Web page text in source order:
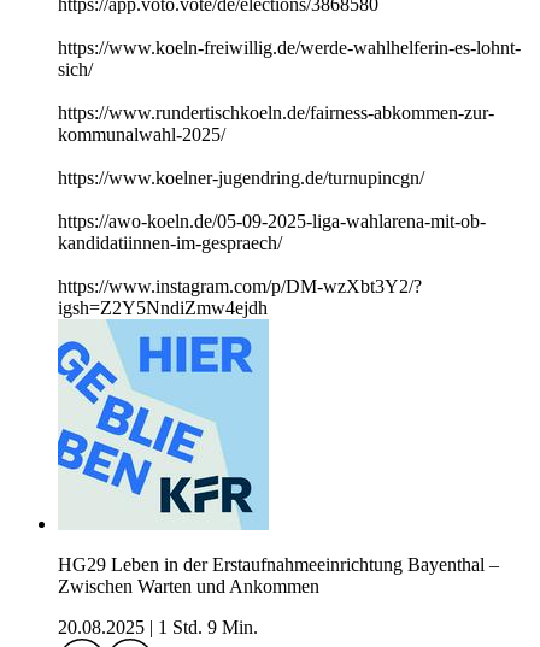
https://app.voto.vote/de/elections/3868580
https://www.koeln-freiwillig.de/werde-wahlhelferin-es-lohnt-
sich/
https://www.rundertischkoeln.de/fairness-abkommen-zur-
kommunalwahl-2025/
https://www.koelner-jugendring.de/turnupincgn/
https://awo-koeln.de/05-09-2025-liga-wahlarena-mit-ob-
kandidatiinnen-im-gespraech/
https://www.instagram.com/p/DM-wzXbt3Y2/?
igsh=Z2Y5NndiZmw4ejdh
HG29 Leben in der Erstaufnahmeeinrichtung Bayenthal –
Zwischen Warten und Ankommen
20.08.2025
1 Std. 9 Min.